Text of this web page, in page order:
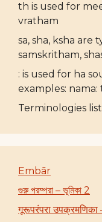
th is used for
vratham
sa, sha, ksha are
samskritham,
: is used for ha
examples: nama:
Terminologies
Embār
গুরু পরম্পরা – ভূমিকা 2
गूरूपरंपरा उपक्रमणिका